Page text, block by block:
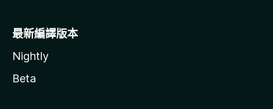
最新編譯版本
Nightly
Beta